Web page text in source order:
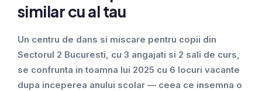
similar cu al tau
Un centru de dans si miscare pentru copii din
Sectorul 2 Bucuresti, cu 3 angajati si 2 sali de curs,
se confrunta in toamna lui 2025 cu 6 locuri vacante
dupa inceperea anului scolar — ceea ce insemna o